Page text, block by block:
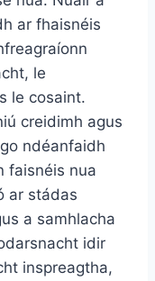
ar fhaisnéis
le
le cosaint.
creidimh agus
ndéanfaidh
faisnéis nua
ar stádas
a samhlacha
idir
inspreagtha,